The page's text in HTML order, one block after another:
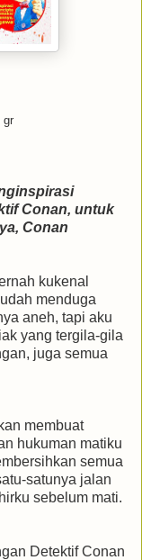
gr
Conan, untuk
Conan
kukenal
menduga
aneh, tapi aku
yang tergila-gila
juga semua
membuat
hukuman matiku
semua
satunya jalan
sebelum mati.
Detektif Conan